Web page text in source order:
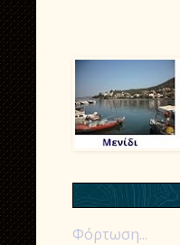
Φόρτωση...